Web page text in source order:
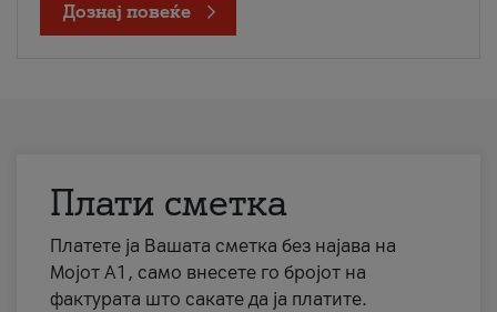
Дознај повеќе
Плати сметка
Платете ја Вашата сметка без најава на
Мојот А1, само внесете го бројот на
фактурата што сакате да ја платите.